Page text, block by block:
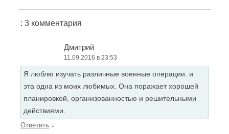
: 3 комментария
Дмитрий
11.09.2016 в 23:53
Я люблю изучать различные военные операции. и
эта одна из моих любимых. Она поражает хорошей
планировкой, организованностью и решительными
действиями.
Ответить ↓